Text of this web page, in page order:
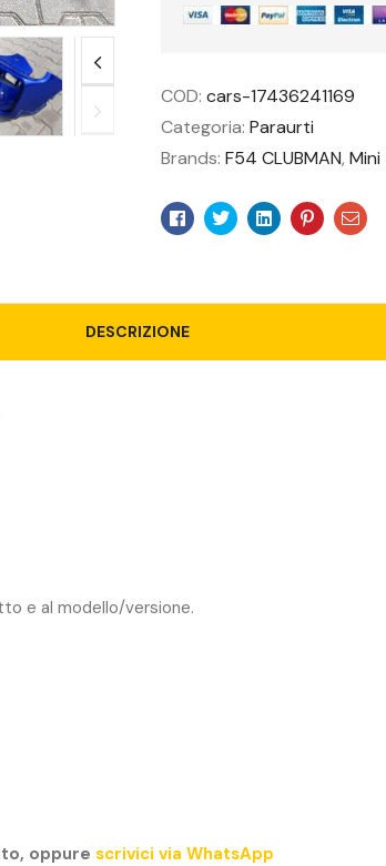
COD:cars-17436241169
Categoria:Paraurti
Brands:F54 CLUBMAN,Mini
Facebook
TwitterLinkedin
DESCRIZIONE
e al modello/versione.
oppure scrivici via WhatsApp